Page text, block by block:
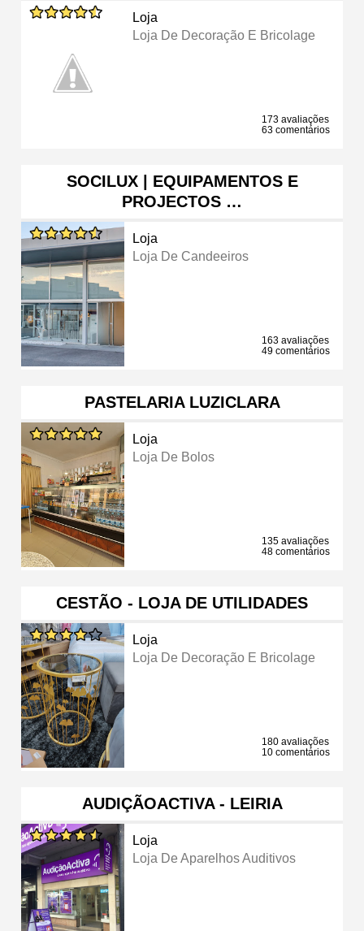
Loja
Loja De Decoração E Bricolage
173 avaliações
63 comentários
SOCILUX | EQUIPAMENTOS E
PROJECTOS …
Loja
Loja De Candeeiros
163 avaliações
49 comentários
PASTELARIA LUZICLARA
Loja
Loja De Bolos
135 avaliações
48 comentários
CESTÃO - LOJA DE UTILIDADES
Loja
Loja De Decoração E Bricolage
180 avaliações
10 comentários
AUDIÇÃOACTIVA - LEIRIA
Loja
Loja De Aparelhos Auditivos